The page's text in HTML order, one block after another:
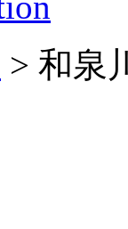
> 和泉